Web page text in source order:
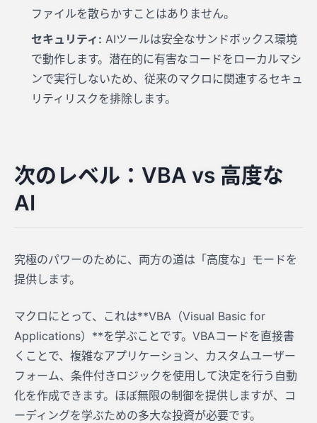
ファイルを散らかすことはありません。
セキュリティ: AIツールは安全なサンドボックス環境
で動作します。潜在的に有害なコードをローカルマシ
ンで実行しないため、従来のマクロに関連するセキュ
リティリスクを排除します。
次のレベル：VBA vs 高度な
AI
究極のパワーのために、両方の道は「高度な」モードを
提供します。
マクロにとって、これは**VBA（Visual Basic for
Applications）**を学ぶことです。VBAコードを直接書
くことで、複雑なアプリケーション、カスタムユーザー
フォーム、条件付きロジックを使用して決定を行う自動
化を作成できます。ほぼ無限の制御を提供しますが、コ
ーディングを学ぶための多大な投資が必要です。